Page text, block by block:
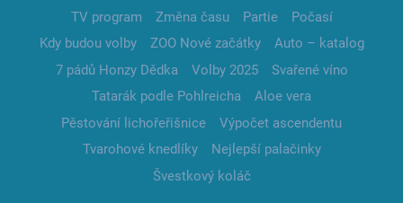
TV program
Změna času Partie
Počasí
Kdy budou volby
ZOO Nové začátky
Auto – katalog
7 pádů Honzy Dědka
Volby 2025
Svařené víno
Tatarák podle Pohlreicha
Aloe vera
Pěstování lichořeřišnice
Výpočet ascendentu
Tvarohové knedlíky
Nejlepší palačinky
Švestkový koláč